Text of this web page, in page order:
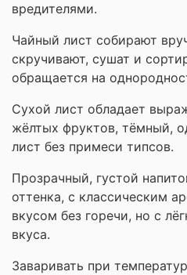
вредителями.
Чайный лист собирают
скручивают, сушат и
обращается на
Сухой лист обладает
жёлтых фруктов, тёмный,
лист без примеси типсов.
Прозрачный, густой
оттенка, с классическим
вкусом без горечи, но с
вкуса.
Заваривать при